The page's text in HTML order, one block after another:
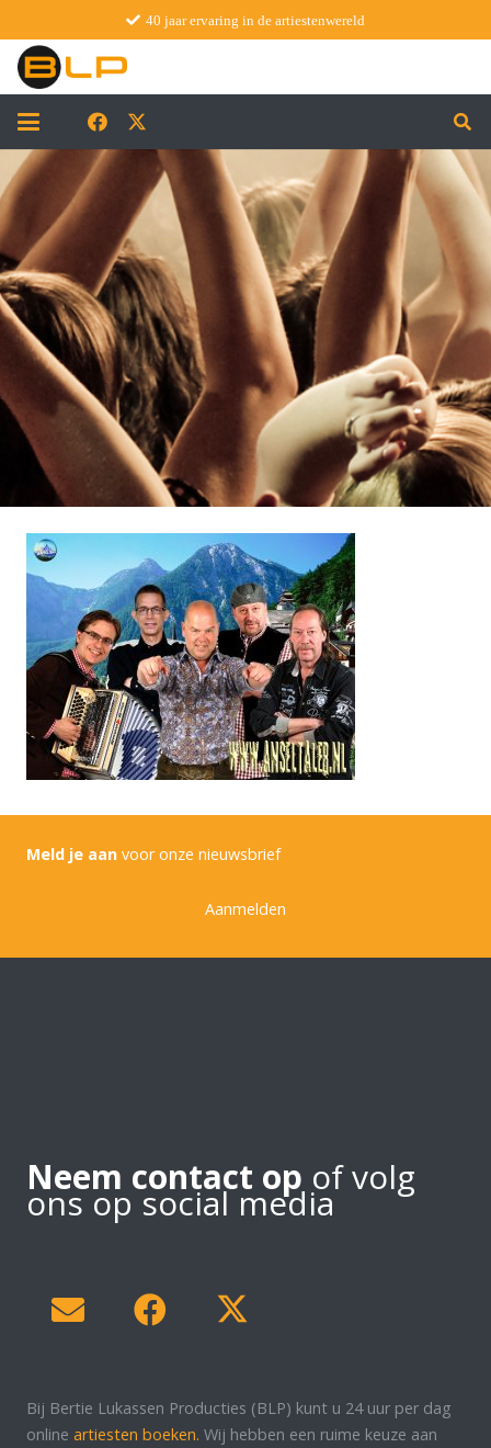
40 jaar ervaring in de artiestenwereld
Meld je aan voor onze nieuwsbrief
Aanmelden
Neem contact op of volg
ons op social media
Bij Bertie Lukassen Producties (BLP) kunt u 24 uur per dag
online artiesten boeken. Wij hebben een ruime keuze aan